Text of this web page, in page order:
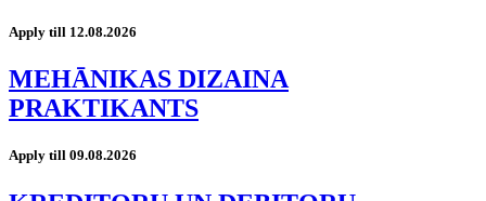
Apply till 12.08.2026
MEHĀNIKAS DIZAINA
PRAKTIKANTS
Apply till 09.08.2026